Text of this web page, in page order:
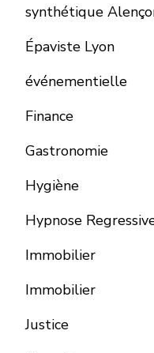
synthétique
Épaviste Lyon
événementielle
Finance
Gastronomie
Hygiène
Hypnose
Immobilier
Immobilier
Justice